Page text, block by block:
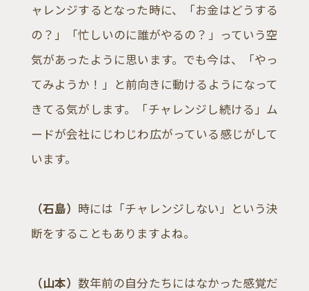
ャレンジするとなった時に、「お金はどうする
の？」「忙しいのに誰がやるの？」っていう空
気があったように思います。でも今は、「やっ
てみようか！」と前向きに動けるようになって
きてる気がします。「チャレンジし続ける」ム
ードが会社にじわじわ広がっている感じがして
います。
（石島） 時には「チャレンジしない」という決
断をすることもありますよね。
（山本）数年前の自分たちにはなかった感覚だ